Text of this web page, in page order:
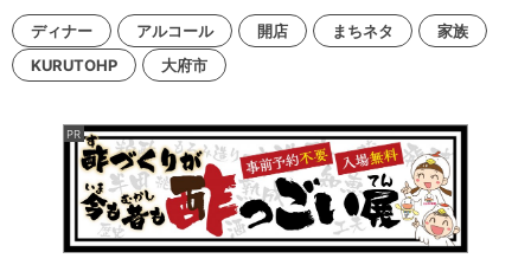
ディナー アルコール 開店 まちネタ
家族
KURUTOHP
大府市